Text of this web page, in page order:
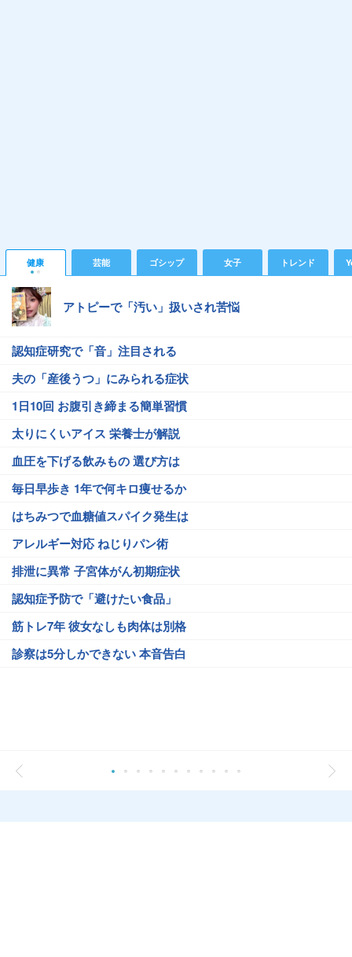
健康 芸能 ゴシップ 女子 トレンド
アトピーで「汚い」扱いされ苦悩
認知症研究で「音」注目される
夫の「産後うつ」にみられる症状
1日10回 お腹引き締まる簡単習慣
太りにくいアイス 栄養士が解説
血圧を下げる飲みもの 選び方は
毎日早歩き 1年で何キロ痩せるか
はちみつで血糖値スパイク発生は
アレルギー対応 ねじりパン術
排泄に異常 子宮体がん初期症状
認知症予防で「避けたい食品」
筋トレ7年 彼女なしも肉体は別格
診察は5分しかできない 本音告白